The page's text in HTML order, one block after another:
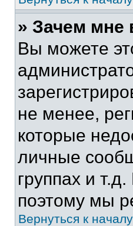
» Зачем мне
Вы можете
не менее,
которые
личные
группах и
поэтому мы
Вернуться к началу